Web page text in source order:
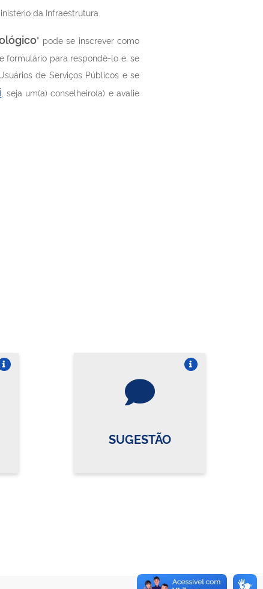
da Infraestrutura.
” pode se inscrever como
formulário para respondê-lo e, se
de Serviços Públicos e se
, seja um(a) conselheiro(a) e avalie
SUGESTÃO